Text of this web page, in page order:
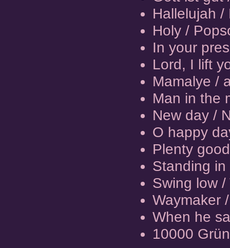
Hallelujah /
Holy /
In your
Lord, I lift
Mamalye /
Man in the
New day /
O happy
Plenty
Standing
Swing low
Waymaker
When he
10000